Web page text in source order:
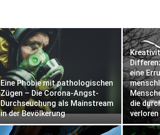
Eine Phobie mit pathologischen
Zügen – Die Corona-Angst-
Durchseuchung als Mainstream
in der Bevölkerung
eine
die